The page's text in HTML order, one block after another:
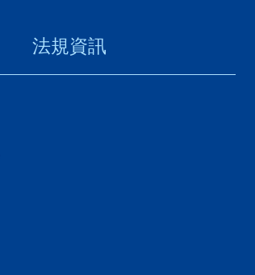
法規資訊